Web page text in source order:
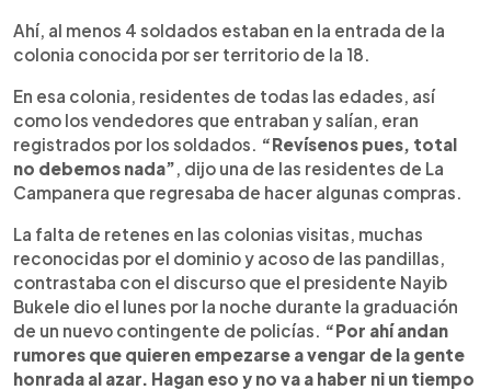
Ahí, al menos 4 soldados estaban en la entrada de la
colonia conocida por ser territorio de la 18.
En esa colonia, residentes de todas las edades, así
como los vendedores que entraban y salían, eran
registrados por los soldados. “Revísenos pues, total
no debemos nada”, dijo una de las residentes de La
Campanera que regresaba de hacer algunas compras.
La falta de retenes en las colonias visitas, muchas
reconocidas por el dominio y acoso de las pandillas,
contrastaba con el discurso que el presidente Nayib
Bukele dio el lunes por la noche durante la graduación
de un nuevo contingente de policías. “Por ahí andan
rumores que quieren empezarse a vengar de la gente
honrada al azar. Hagan eso y no va a haber ni un tiempo